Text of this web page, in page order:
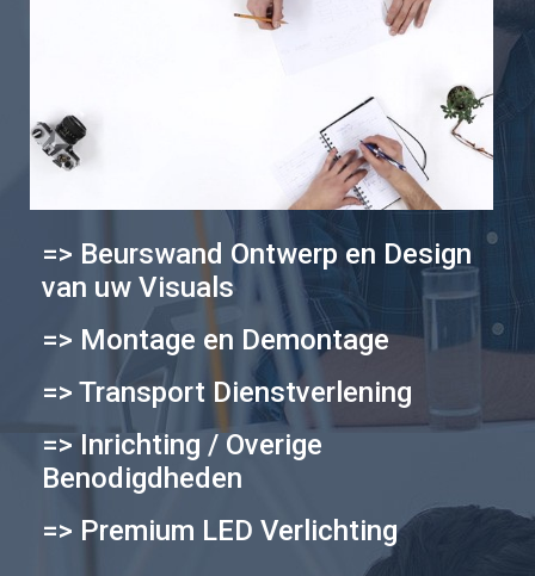
=> Beurswand Ontwerp en Design
van uw Visuals
=> Montage en Demontage
=> Transport Dienstverlening
=> Inrichting / Overige
Benodigdheden
=> Premium LED Verlichting